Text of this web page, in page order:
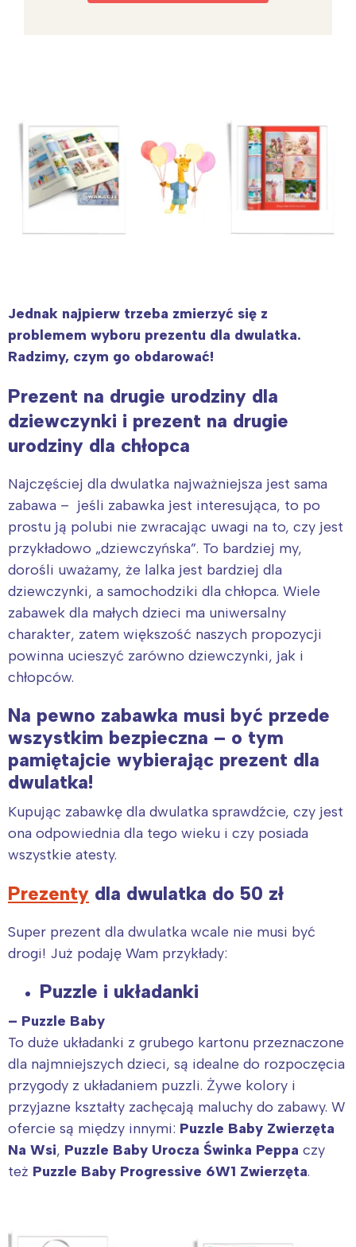
Jednak najpierw trzeba zmierzyć się z
problemem wyboru prezentu dla dwulatka.
Radzimy, czym go obdarować!
Prezent na drugie urodziny dla
dziewczynki i prezent na drugie
urodziny dla chłopca
Najczęściej dla dwulatka najważniejsza jest sama
zabawa – jeśli zabawka jest interesująca, to po
prostu ją polubi nie zwracając uwagi na to, czy jest
przykładowo „dziewczyńska”. To bardziej my,
dorośli uważamy, że lalka jest bardziej dla
dziewczynki, a samochodziki dla chłopca. Wiele
zabawek dla małych dzieci ma uniwersalny
charakter, zatem większość naszych propozycji
powinna ucieszyć zarówno dziewczynki, jak i
chłopców.
Na pewno zabawka musi być przede
wszystkim bezpieczna – o tym
pamiętajcie wybierając prezent dla
dwulatka!
Kupując zabawkę dla dwulatka sprawdźcie, czy jest
ona odpowiednia dla tego wieku i czy posiada
wszystkie atesty.
Prezenty dla dwulatka do 50 zł
Super prezent dla dwulatka wcale nie musi być
drogi! Już podaję Wam przykłady:
Puzzle i układanki
– Puzzle Baby
To duże układanki z grubego kartonu przeznaczone
dla najmniejszych dzieci, są idealne do rozpoczęcia
przygody z układaniem puzzli. Żywe kolory i
przyjazne kształty zachęcają maluchy do zabawy. W
ofercie są między innymi: Puzzle Baby Zwierzęta
Na Wsi, Puzzle Baby Urocza Świnka Peppa czy
też Puzzle Baby Progressive 6W1 Zwierzęta.